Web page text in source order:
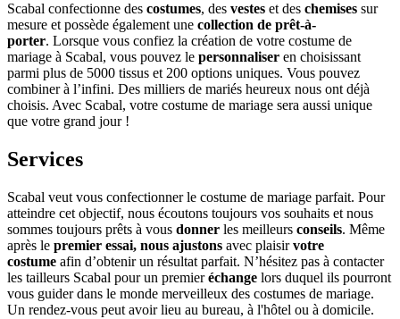
Scabal confectionne des costumes, des vestes et des chemises sur
mesure et possède également une collection de prêt-à-
porter. Lorsque vous confiez la création de votre costume de
mariage à Scabal, vous pouvez le personnaliser en choisissant
parmi plus de 5000 tissus et 200 options uniques. Vous pouvez
combiner à l’infini. Des milliers de mariés heureux nous ont déjà
choisis. Avec Scabal, votre costume de mariage sera aussi unique
que votre grand jour !
Services
Scabal veut vous confectionner le costume de mariage parfait. Pour
atteindre cet objectif, nous écoutons toujours vos souhaits et nous
sommes toujours prêts à vous donner les meilleurs conseils. Même
après le premier essai, nous ajustons avec plaisirvotre
costume afin d’obtenir un résultat parfait. N’hésitez pas à contacter
les tailleurs Scabal pour un premieréchange lors duquel ils pourront
vous guider dans le monde merveilleux des costumes de mariage.
Un rendez-vous peut avoir lieu au bureau, à l'hôtel ou à domicile.